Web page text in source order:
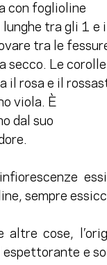
con foglioline
lunghe tra gli 1 e
tra le
secco. Le corolle
il rosa e il
viola. È
dal suo
sempre
altre cose,
e